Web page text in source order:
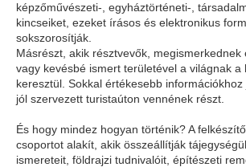
képzőművészeti-, egyháztörténeti-,
kincseiket, ezeket írásos és elektronikus
sokszorosítják.
Másrészt, akik résztvevők, megismerkednek
vagy kevésbé ismert területével a világnak a
keresztül. Sokkal értékesebb
jól szervezett turistaúton vennének részt.
És hogy mindez hogyan történik? A
csoportot alakít, akik összeállítják
ismereteit, földrajzi tudnivalóit, építészeti